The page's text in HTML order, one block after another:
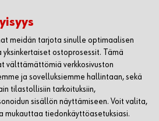
meidän tarjota sinulle optimaalisen
yksinkertaiset ostoprosessit. Tämä
välttämättömiä verkkosivuston
ja sovelluksiemme hallintaan, sekä
tilastollisiin tarkoituksiin,
sisällön näyttämiseen. Voit valita,
mukauttaa tiedonkäyttöasetuksiasi.